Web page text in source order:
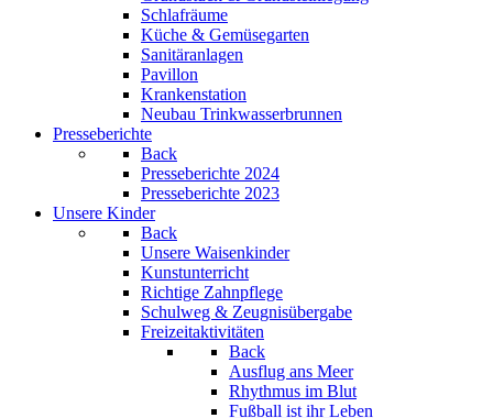
Schlafräume
Küche & Gemüsegarten
Sanitäranlagen
Pavillon
Krankenstation
Neubau Trinkwasserbrunnen
Presseberichte
Back
Presseberichte 2024
Presseberichte 2023
Unsere Kinder
Back
Unsere Waisenkinder
Kunstunterricht
Richtige Zahnpflege
Schulweg & Zeugnisübergabe
Freizeitaktivitäten
Back
Ausflug ans Meer
Rhythmus im Blut
Fußball ist ihr Leben